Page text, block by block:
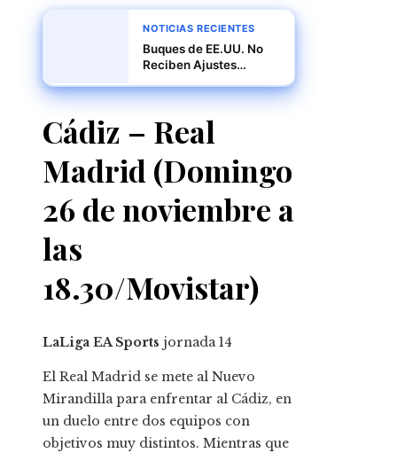
NOTICIAS RECIENTES
Buques de EE.UU. No
Reciben Ajustes
ACP
Cádiz – Real
Madrid (Domingo
26 de noviembre a
las
18.30/Movistar)
LaLiga EA Sports jornada 14
El Real Madrid se mete al Nuevo
Mirandilla para enfrentar al Cádiz, en
un duelo entre dos equipos con
objetivos muy distintos. Mientras que